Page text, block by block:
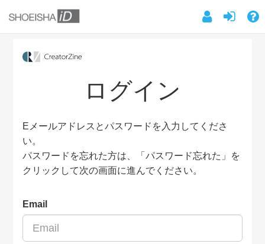
ログイン
Eメールアドレスとパスワードを入力してくださ
い。
パスワードを忘れた方は、「パスワード忘れた」を
クリックして次の画面に進んでください。
Email